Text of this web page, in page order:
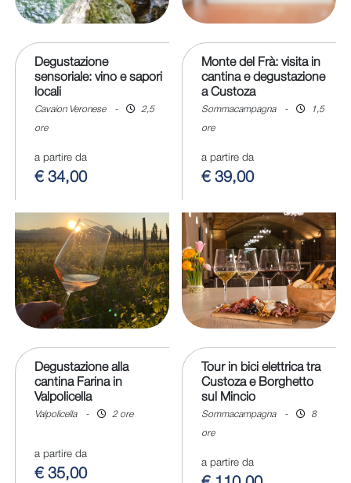
Degustazione
sensoriale: vino e sapori
locali
Cavaion Veronese - 2,5
ore
a partire da
€ 34,00
Monte del Frà: visita in
cantina e degustazione
a Custoza
Sommacampagna - 1,5
ore
a partire da
€ 39,00
Degustazione alla
cantina Farina in
Valpolicella
Valpolicella - 2 ore
a partire da
€ 35,00
Tour in bici elettrica tra
Custoza e Borghetto
sul Mincio
Sommacampagna - 8
ore
a partire da